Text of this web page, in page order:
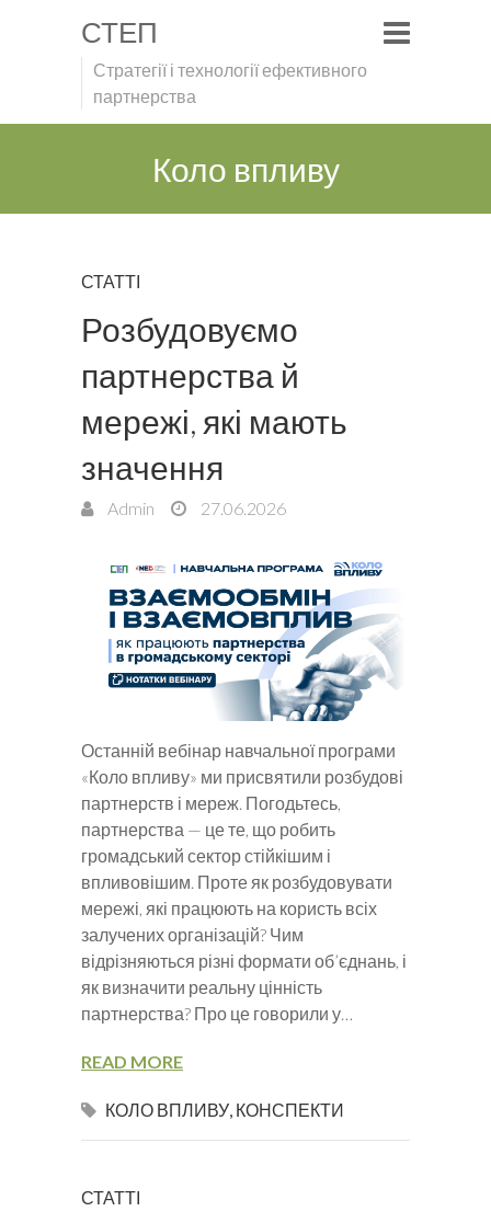
СТЕП
Стратегії і технології ефективного
партнерства
Коло впливу
СТАТТІ
Розбудовуємо
партнерства й
мережі, які мають
значення
Admin 27.06.2026
Останній вебінар навчальної програми
«Коло впливу» ми присвятили розбудові
партнерств і мереж. Погодьтесь,
партнерства — це те, що робить
громадський сектор стійкішим і
впливовішим. Проте як розбудовувати
мережі, які працюють на користь всіх
залучених організацій? Чим
відрізняються різні формати об’єднань, і
як визначити реальну цінність
партнерства? Про це говорили у…
READ MORE
КОЛО ВПЛИВУ КОНСПЕКТИ
СТАТТІ